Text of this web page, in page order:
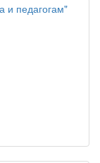
и педагогам"